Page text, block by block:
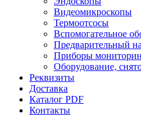
Видеомикроскопы
Термоотсосы
Вспомогательное
Предварительный
Приборы
Оборудование,
Реквизиты
Доставка
Каталог PDF
Контакты